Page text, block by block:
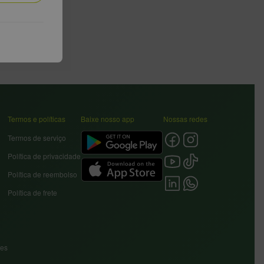
Termos e políticas
Termos de serviço
Política de privacidade
Política de reembolso
Política de frete
Baixe nosso app Nossas redes